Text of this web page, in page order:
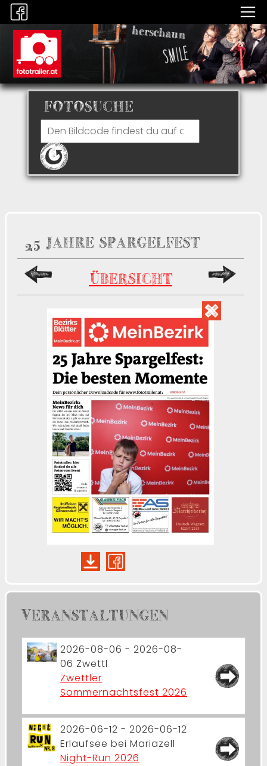
FOTOSUCHE
25 JAHRE SPARGELFEST
ÜBERSICHT
VERANSTALTUNGEN
2026-08-06 - 2026-08-
06 Zwettl
Zwettler
Sommernachtsfest 2026
2026-06-12 - 2026-06-12
Erlaufsee bei Mariazell
Night-Run 2026